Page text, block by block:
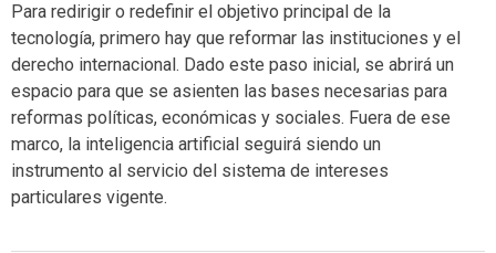
Para redirigir o redefinir el objetivo principal de la
tecnología, primero hay que reformar las instituciones y el
derecho internacional. Dado este paso inicial, se abrirá un
espacio para que se asienten las bases necesarias para
reformas políticas, económicas y sociales. Fuera de ese
marco, la inteligencia artificial seguirá siendo un
instrumento al servicio del sistema de intereses
particulares vigente.